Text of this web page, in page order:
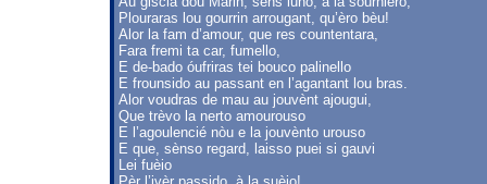
Plouraras lou gourrin arrougant, qu’èro bèu!
Alor la fam d’amour, que res countentara,
Fara fremi ta car, fumello,
E de-bado óufriras tei bouco palinello
E frounsido au passant en l’agantant lou bras.
Alor voudras de mau au jouvènt ajougui,
Que trèvo la nerto amourouso
E l’agoulencié nòu e la jouvènto urouso
E que, sènso regard, laisso puei si gauvi
Lei fuèio